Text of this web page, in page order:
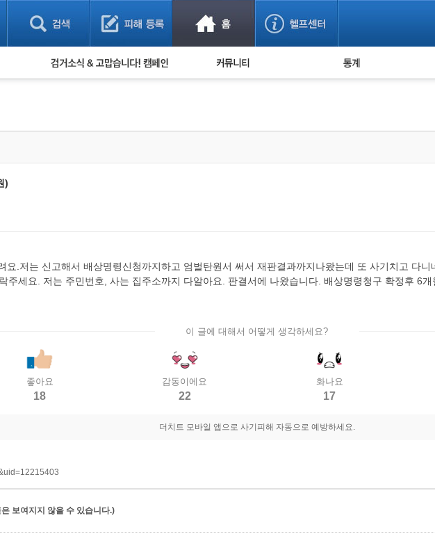
검거 소식 사기 예방했어요! 누적 피해사례 통계
)
요.저는 신고해서 배상명령신청까지하고 엄벌탄원서 써서 재판결과까지나왔는데 또 사기치고 다
주세요. 저는 주민번호, 사는 집주소까지 다알아요. 판결서에 나왔습니다. 배상명령청구 확정후 6
이 글에 대해서 어떻게 생각하세요?
좋아요
18
감동이에요
22
화나요
17
더치트 모바일 앱으로 사기피해 자동으로 예방하세요.
보여지지 않을 수 있습니다.)